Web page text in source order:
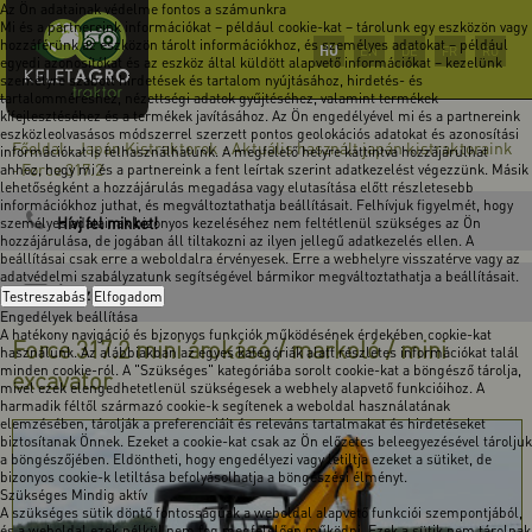
Az Ön adatainak védelme fontos a számunkra
Mi és a partnereink információkat – például cookie-kat – tárolunk egy eszközön vagy
hozzáférünk az eszközön tárolt információkhoz, és személyes adatokat – például
egyedi azonosítókat és az eszköz által küldött alapvető információkat – kezelünk
személyre szabott hirdetések és tartalom nyújtásához, hirdetés- és
tartalomméréshez, nézettségi adatok gyűjtéséhez, valamint termékek
kifejlesztéséhez és a termékek javításához. Az Ön engedélyével mi és a partnereink
eszközleolvasásos módszerrel szerzett pontos geolokációs adatokat és azonosítási
információkat is felhasználhatunk. A megfelelő helyre kattintva hozzájárulhat
ahhoz, hogy mi és a partnereink a fent leírtak szerint adatkezelést végezzünk. Másik
lehetőségként a hozzájárulás megadása vagy elutasítása előtt részletesebb
információkhoz juthat, és megváltoztathatja beállításait. Felhívjuk figyelmét, hogy
személyes adatainak bizonyos kezeléséhez nem feltétlenül szükséges az Ön
hozzájárulása, de jogában áll tiltakozni az ilyen jellegű adatkezelés ellen. A
beállításai csak erre a weboldalra érvényesek. Erre a webhelyre visszatérve vagy az
adatvédelmi szabályzatunk segítségével bármikor megváltoztathatja a beállításait.
Testreszabás Elfogadom
Engedélyek beállítása
A hatékony navigáció és bizonyos funkciók működésének érdekében cookie-kat
használunk. Az alábbiakban az egyes kategóriák alatt részletes információkat talál
minden cookie-ról. A "Szükséges" kategóriába sorolt cookie-kat a böngésző tárolja,
mivel ezek elengedhetetlenül szükségesek a webhely alapvető funkcióihoz. A
harmadik féltől származó cookie-k segítenek a weboldal használatának
elemzésében, tárolják a preferenciáit és releváns tartalmakat és hirdetéseket
biztosítanak Önnek. Ezeket a cookie-kat csak az Ön előzetes beleegyezésével tároljuk
a böngészőjében. Eldöntheti, hogy engedélyezi vagy letiltja ezeket a sütiket, de
bizonyos cookie-k letiltása befolyásolhatja a böngészési élményt.
Szükséges Mindig aktív
A szükséges sütik döntő fontosságúak a weboldal alapvető funkciói szempontjából,
HU EN DE FR RO
Főoldal-Japán Kistraktorok -Aktuális használt japán kistraktoraink
-Force 317.2
Hívj fel minket!
Írj üzenetet!
Force 317.2 mini árokásó / markoló / mini
excavator